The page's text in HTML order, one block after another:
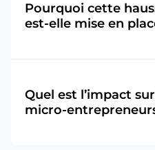
Pourquoi cette
est-elle mise en
Quel est l’impact
micro-